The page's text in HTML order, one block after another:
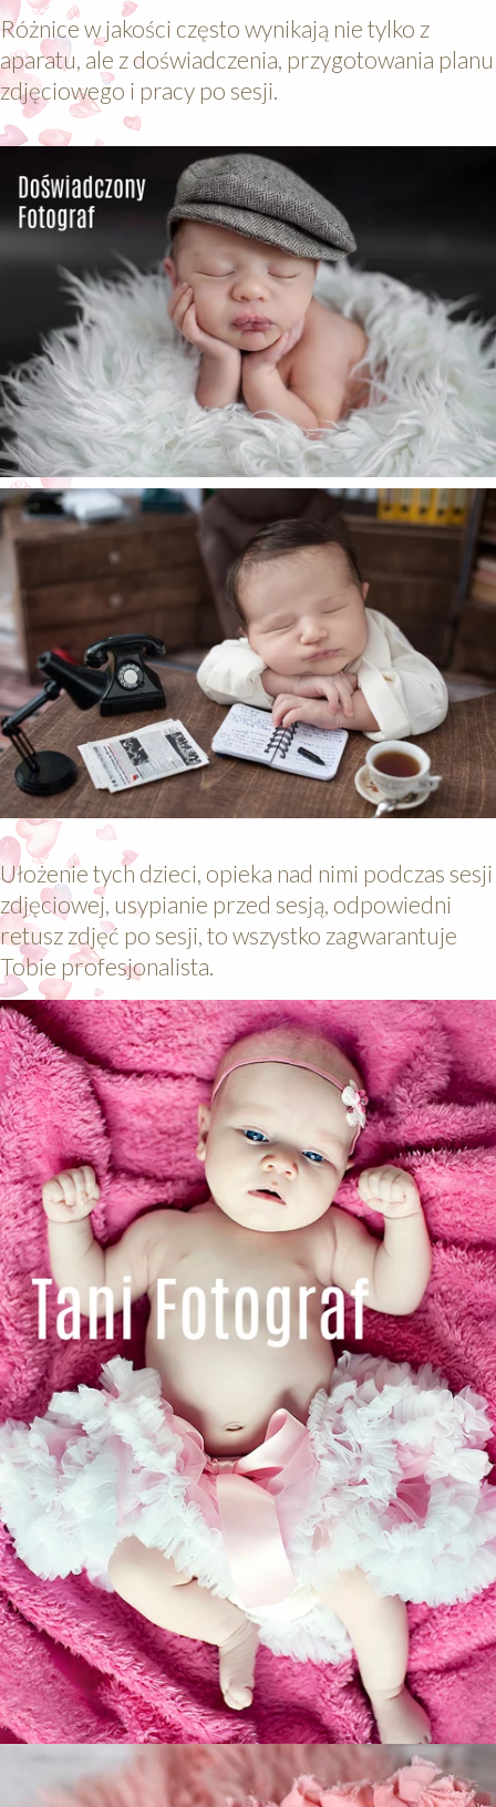
Różnice w jakości często wynikają nie tylko z
aparatu, ale z doświadczenia, przygotowania planu
zdjęciowego i pracy po sesji.
Ułożenie tych dzieci, opieka nad nimi podczas sesji
zdjęciowej, usypianie przed sesją, odpowiedni
retusz zdjęć po sesji, to wszystko zagwarantuje
Tobie profesjonalista.